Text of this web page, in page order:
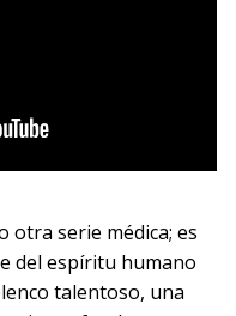
otra serie médica; es
del espíritu humano
talentoso, una